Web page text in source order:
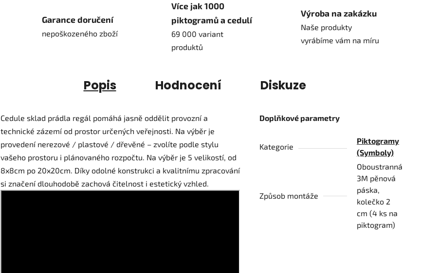
Garance doručení
nepoškozeného zboží
Více jak 1000
piktogramů a cedulí
69 000 variant
produktů
Výroba na zakázku
Naše produkty
vyrábíme vám na míru
Popis Hodnocení Diskuze
Cedule sklad prádla regál pomáhá jasně oddělit provozní a
technické zázemí od prostor určených veřejnosti. Na výběr je
provedení nerezové / plastové / dřevěné – zvolíte podle stylu
vašeho prostoru i plánovaného rozpočtu. Na výběr je 5 velikostí, od
8x8cm po 20x20cm. Díky odolné konstrukci a kvalitnímu zpracování
si značení dlouhodobě zachová čitelnost i estetický vzhled.
Doplňkové parametry
Kategorie
Piktogramy
(Symboly)
Způsob montáže
Oboustranná
3M pěnová
páska,
kolečko 2
cm (4 ks na
piktogram)